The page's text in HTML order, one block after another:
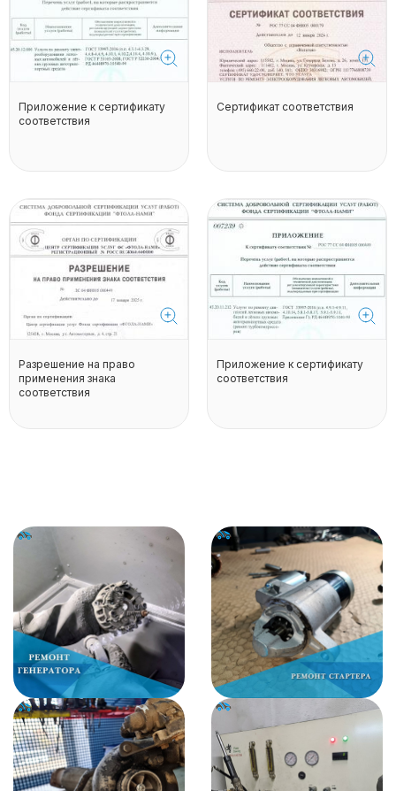
Приложение к сертификату
соответствия
Сертификат соответствия
Разрешение на право
применения знака
соответствия
Приложение к сертификату
соответствия